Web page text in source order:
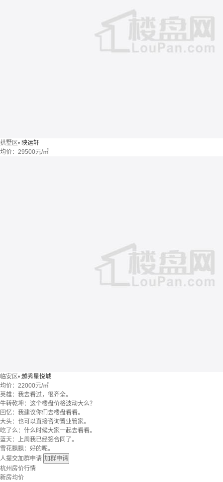
拱墅区• 映运轩
均价： 29500元/㎡
临安区• 越秀星悦城
均价： 22000元/㎡
英雄：我去看过，很齐全。
牛转乾坤：这个楼盘价格波动大么？
回忆：我建议你们去楼盘看看。
大头：也可以直接咨询置业管家。
吃了么：什么时候大家一起去看看。
蓝天：上周我已经签合同了。
雪花飘飘：好的呢。
人提交加群申请 加群申请
杭州房价行情
新房均价